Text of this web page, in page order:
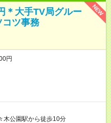
NEW
＊大手TV局グルー
コツ事務
円
木公園駅から徒歩10分